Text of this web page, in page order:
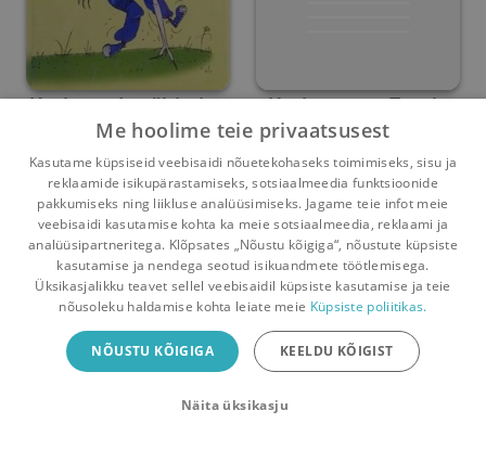
Kuritegude vältimise
käsiraamat
Justiitsministeerium
Umbes 2 kuudtagasi
Kuritegevus Eestis
2006
Justiitsministeerium
Umbes 8 aastattagasi
Pealehele Ostukorv Sõnumid Teated Konto
Raamatuvahetuse mobiiliäpp
Vaheta raamatuid veelgi mugavamalt!
Me hoolime teie privaatsusest
Kasutame küpsiseid veebisaidi nõuetekohaseks toimimiseks, sisu ja
reklaamide isikupärastamiseks, sotsiaalmeedia funktsioonide
pakkumiseks ning liikluse analüüsimiseks. Jagame teie infot meie
veebisaidi kasutamise kohta ka meie sotsiaalmeedia, reklaami ja
analüüsipartneritega. Klõpsates „Nõustu kõigiga“, nõustute küpsiste
kasutamise ja nendega seotud isikuandmete töötlemisega.
Üksikasjalikku teavet sellel veebisaidil küpsiste kasutamise ja teie
nõusoleku haldamise kohta leiate meie Küpsiste poliitikas.
NÕUSTU KÕIGIGA KEELDU KÕIGIST
Näita üksikasju